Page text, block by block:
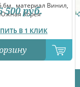
материал Винил,
Корея
В 1 КЛИК
500 руб.